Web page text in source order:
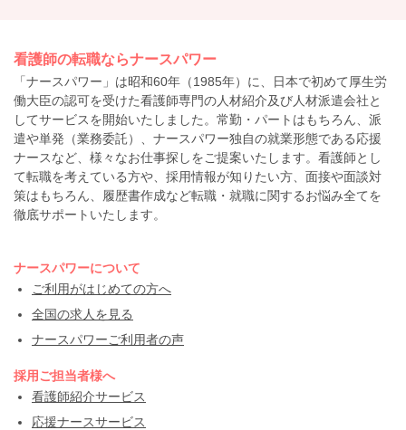
看護師の転職ならナースパワー
「ナースパワー」は昭和60年（1985年）に、日本で初めて厚生労
働大臣の認可を受けた看護師専門の人材紹介及び人材派遣会社と
してサービスを開始いたしました。常勤・パートはもちろん、派
遣や単発（業務委託）、ナースパワー独自の就業形態である応援
ナースなど、様々なお仕事探しをご提案いたします。看護師とし
て転職を考えている方や、採用情報が知りたい方、面接や面談対
策はもちろん、履歴書作成など転職・就職に関するお悩み全てを
徹底サポートいたします。
ナースパワーについて
ご利用がはじめての方へ
全国の求人を見る
ナースパワーご利用者の声
採用ご担当者様へ
看護師紹介サービス
応援ナースサービス